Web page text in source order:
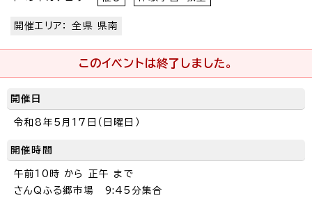
開催エリア： 全県 県南
このイベントは終了しました。
開催日
令和8年5月17日（日曜日）
開催時間
午前10時 から 正午 まで
さんQふる郷市場 9:45分集合